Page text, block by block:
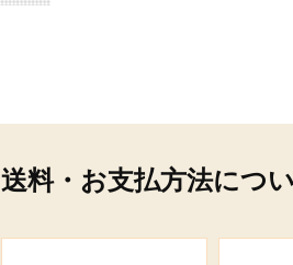
送料・お支払方法につ